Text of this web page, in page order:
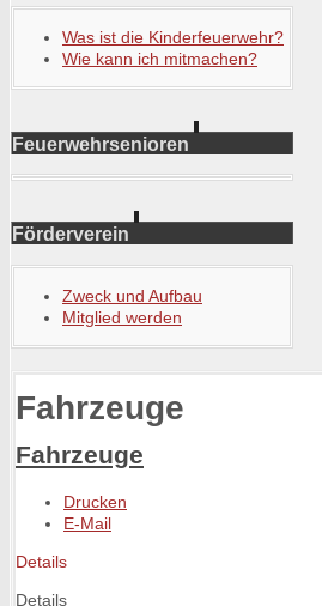
Was ist die Kinderfeuerwehr?
Wie kann ich mitmachen?
Feuerwehrsenioren
Förderverein
Zweck und Aufbau
Mitglied werden
Fahrzeuge
Fahrzeuge
Drucken
E-Mail
Details
Details